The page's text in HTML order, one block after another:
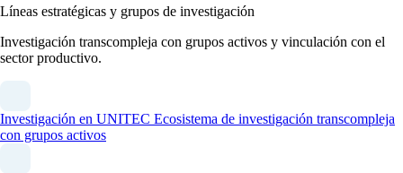
Líneas estratégicas y grupos de investigación
Investigación transcompleja con grupos activos y vinculación con el
sector productivo.
Investigación en UNITEC Ecosistema de investigación transcompleja
con grupos activos